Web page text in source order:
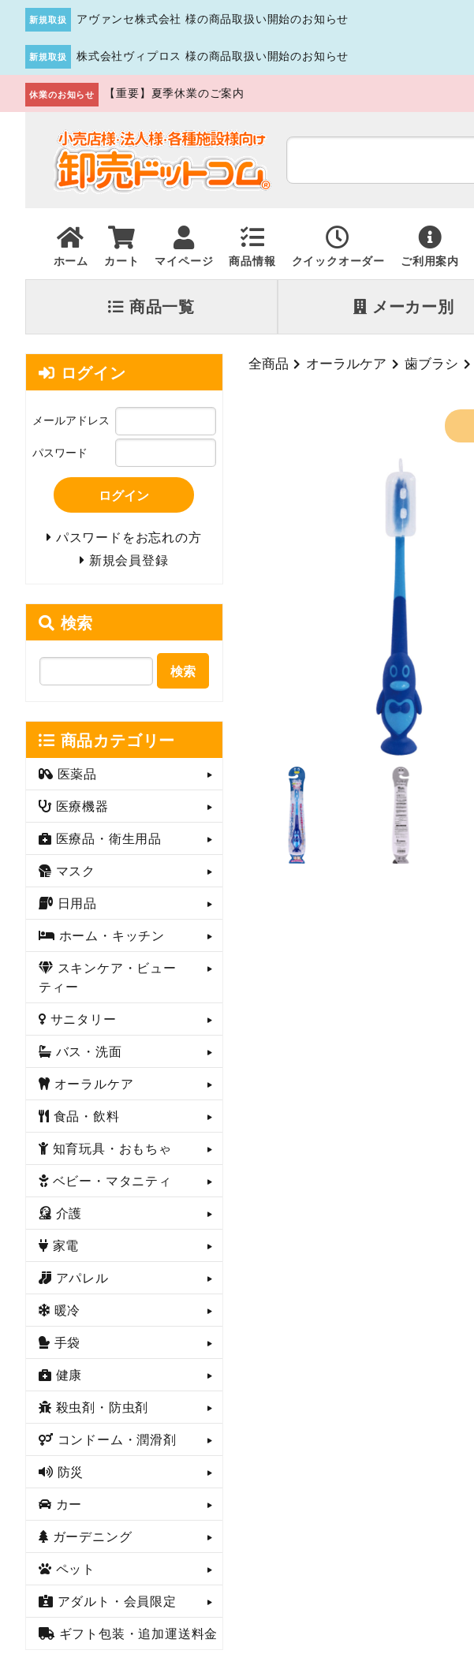
新規取扱 アヴァンセ株式会社 様の商品取扱い開始のお知らせ
新規取扱 株式会社ヴィプロス 様の商品取扱い開始のお知らせ
休業のお知らせ 【重要】夏季休業のご案内
ホーム カート マイページ 商品情報 クイックオーダー ご利用案内
商品一覧 メーカー別
全商品 オーラルケア 歯ブラシ
ログイン
メールアドレス
パスワード
ログイン
パスワードをお忘れの方
新規会員登録
検索
検索
商品カテゴリー
医薬品
医療機器
医療品・衛生用品
マスク
日用品
ホーム・キッチン
スキンケア・ビュー
ティー
サニタリー
バス・洗面
オーラルケア
食品・飲料
知育玩具・おもちゃ
ベビー・マタニティ
介護
家電
アパレル
暖冷
手袋
健康
殺虫剤・防虫剤
コンドーム・潤滑剤
防災
カー
ガーデニング
ペット
アダルト・会員限定
ギフト包装・追加運送料金